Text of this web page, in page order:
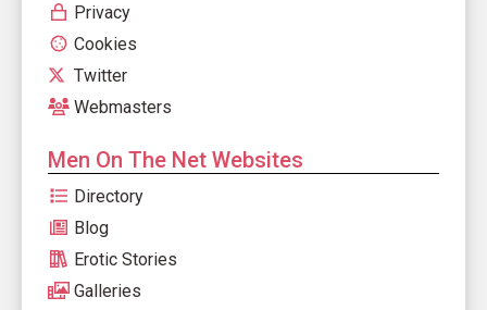
Privacy
Cookies
Twitter
Webmasters
Men On The Net Websites
Directory
Blog
Erotic Stories
Galleries